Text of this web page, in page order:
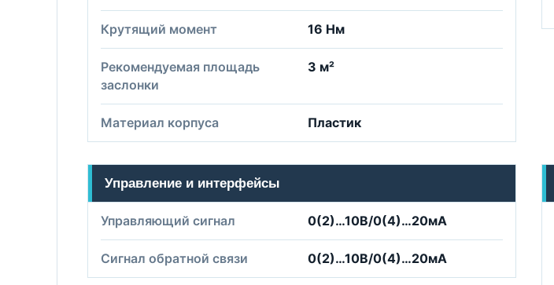
Крутящий момент 16 Нм
Рекомендуемая площадь
заслонки
3 м²
Материал корпуса Пластик
Управление и интерфейсы
Управляющий сигнал 0(2)…10В/0(4)…20мА
Сигнал обратной связи 0(2)…10В/0(4)…20мА